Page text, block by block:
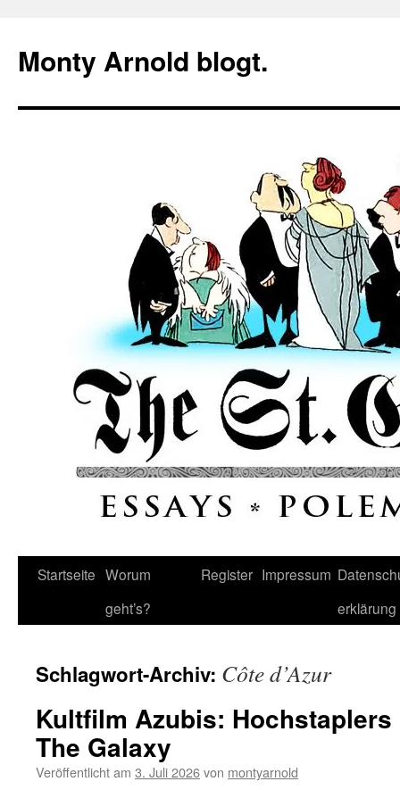
springen
Monty Arnold blogt.
Startseite Worum
geht’s?
Register Impressum
erklärung
Schlagwort-Archiv: Côte d’Azur
Kultfilm Azubis:
The Galaxy
Veröffentlicht am 3. Juli 2026von montyarnold